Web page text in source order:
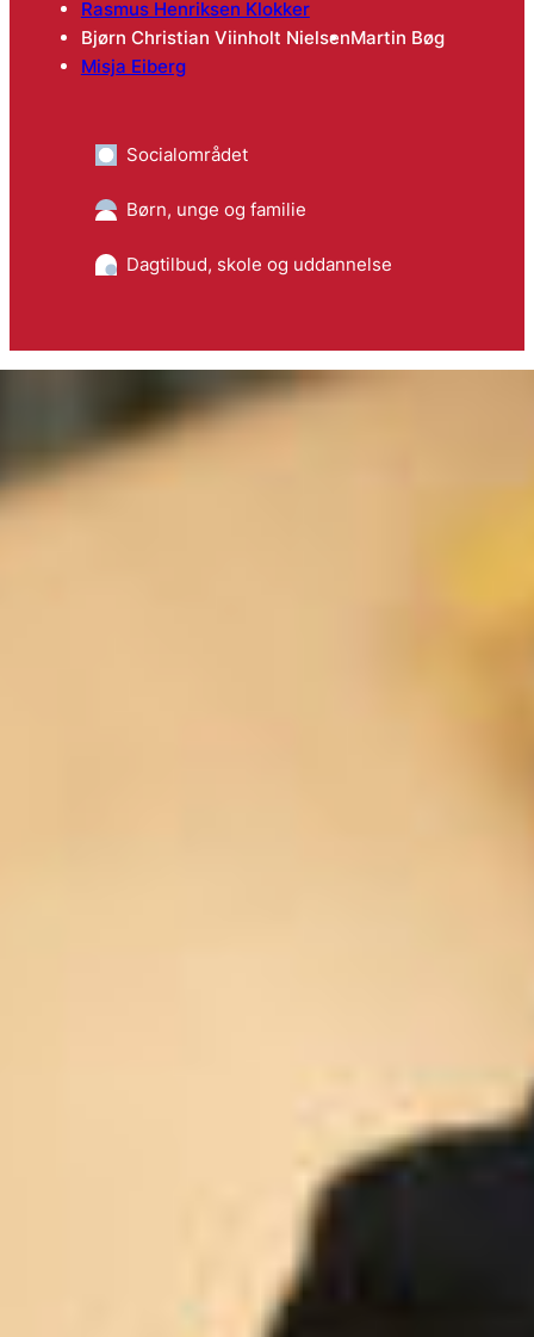
Rasmus Henriksen Klokker
Bjørn Christian Viinholt NielsenMartin Bøg
Misja Eiberg
Socialområdet
Børn, unge og familie
Dagtilbud, skole og uddannelse